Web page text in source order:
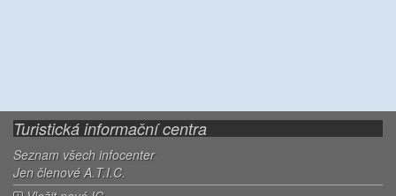
Turistická informační centra
Seznam všech infocenter
Jen členové A.T.I.C.